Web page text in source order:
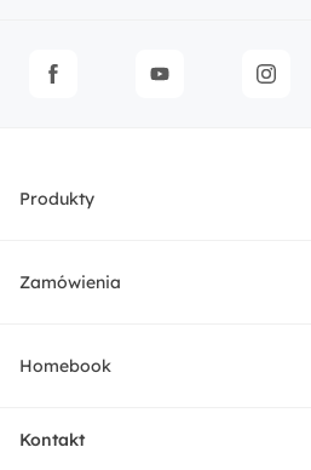
Produkty
Meble
Zamówienia
Dostawa
Homebook
O nas
Kontakt